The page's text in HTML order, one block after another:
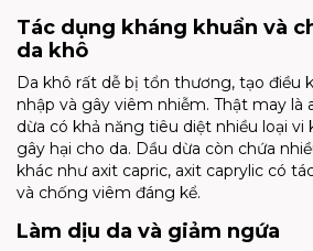
Tác dụng kháng khuẩn và
da khô
Da khô rất dễ bị tổn thương, tạo điều
nhập và gây viêm nhiễm. Thật may là
dừa có khả năng tiêu diệt nhiều loại vi
gây hại cho da. Dầu dừa còn chứa
khác như axit capric, axit caprylic có
và chống viêm đáng kể.
Làm dịu da và giảm ngứa